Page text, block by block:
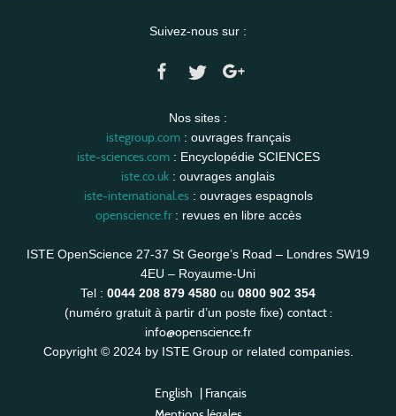
Suivez-nous sur :
Nos sites :
istegroup.com: ouvrages français
iste-sciences.com: Encyclopédie SCIENCES
iste.co.uk : ouvrages anglais
iste-international.es: ouvrages espagnols
openscience.fr: revues en libre accès
ISTE OpenScience 27-37 St George’s Road – Londres SW19
4EU – Royaume-Uni
Tel : 0044 208 879 4580 ou 0800 902 354
(numéro gratuit à partir d’un poste fixe) contact :
info@openscience.fr
Copyright © 2024 by ISTE Group or related companies.
English | Français